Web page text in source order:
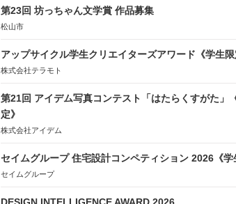
第23回 坊っちゃん文学賞 作品募集
松山市
アップサイクル学生クリエイターズアワード《学生限
株式会社テラモト
第21回 アイデム写真コンテスト「はたらくすがた」
定》
株式会社アイデム
セイムグループ 住宅設計コンペティション 2026《学
セイムグループ